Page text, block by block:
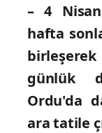
– 4
hafta
günlük
Ordu'da
ara tatile